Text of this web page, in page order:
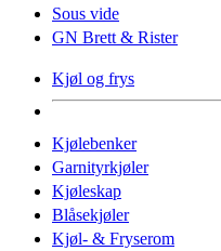
Sous vide
GN Brett & Rister
Kjøl og frys
Kjølebenker
Garnityrkjøler
Kjøleskap
Blåsekjøler
Kjøl- & Fryserom